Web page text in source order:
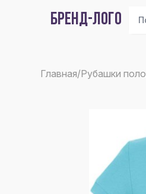
БРЕНД-ЛОГО
Главная/Рубашки поло